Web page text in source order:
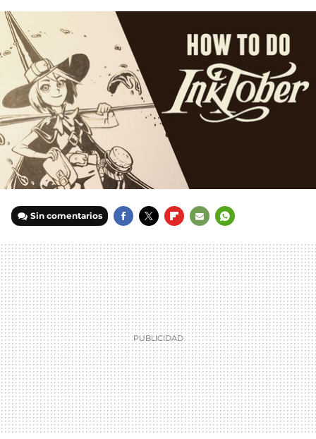
Sin comentarios
MAIL